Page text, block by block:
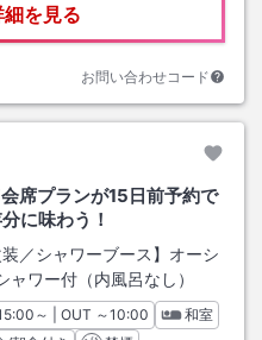
を見る
お問い合わせコード
席プランが15日前予約で
に味わう！
／シャワーブース】オーシ
ャワー付（内風呂なし）
ェックイン
～ | OUT チェックアウト
～10:00
和室